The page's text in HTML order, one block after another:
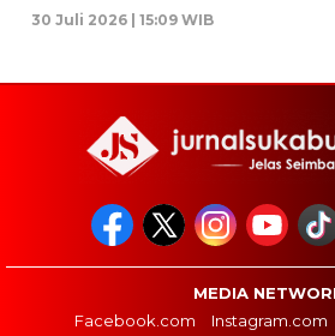
30 Juli 2026 | 15:09 WIB
MEDIA
Facebook.com
Instagram.com